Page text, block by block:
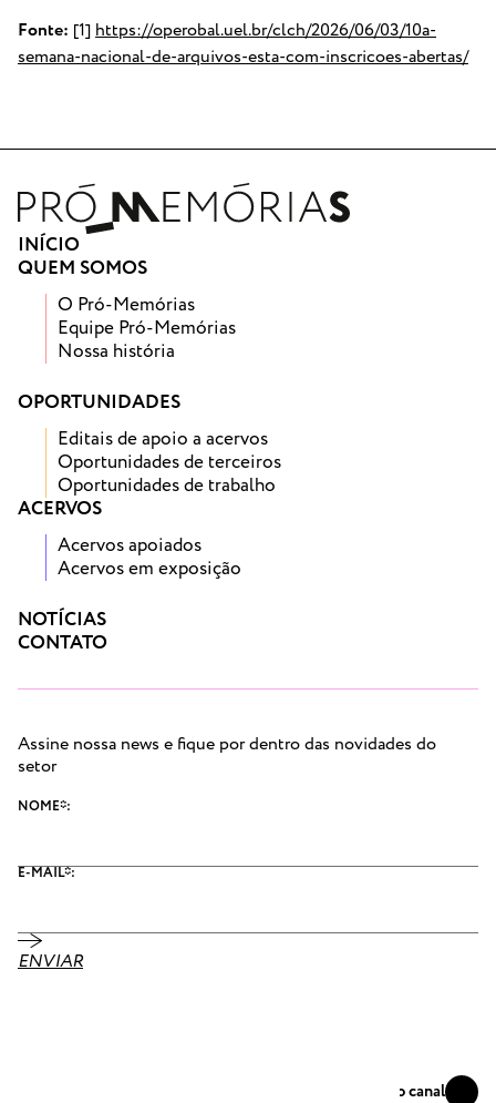
Fonte: [1]https://operobal.uel.br/clch/2026/06/03/10a-
semana-nacional-de-arquivos-esta-com-inscricoes-abertas/
INÍCIO
QUEM SOMOS
O Pró-Memórias
Equipe Pró-Memórias
Nossa história
OPORTUNIDADES
Editais de apoio a acervos
Oportunidades de terceiros
Oportunidades de trabalho
ACERVOS
Acervos apoiados
Acervos em exposição
NOTÍCIAS
CONTATO
Assine nossa news e fique por dentro das novidades do
setor
NOME*:
E-MAIL*:
ENVIAR
Acompanhe nosso canal